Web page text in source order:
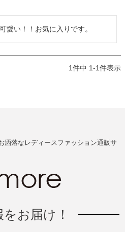
愛い！！お気に入りです。
1件中 1-1件表示
洒落なレディースファッション通販サ
お届け！